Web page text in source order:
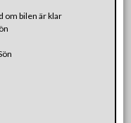
om bilen är klar